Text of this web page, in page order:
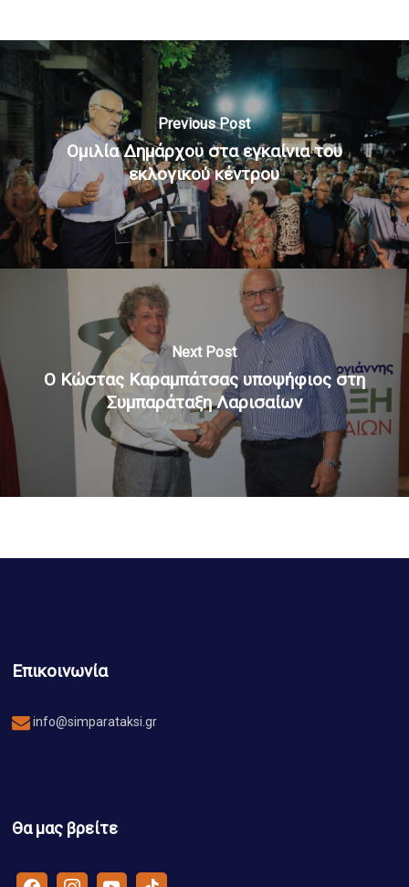
Previous Post
Ομιλία Δημάρχου στα εγκαίνια του
εκλογικού κέντρου
Next Post
Ο Κώστας Καραμπάτσας υποψήφιος στη
Συμπαράταξη Λαρισαίων
Επικοινωνία
info@simparataksi.gr
Θα μας βρείτε